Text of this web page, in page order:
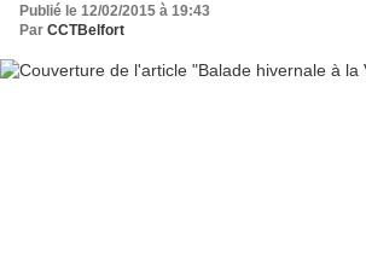
Publié le 12/02/2015 à 19:43
Par CCTBelfort